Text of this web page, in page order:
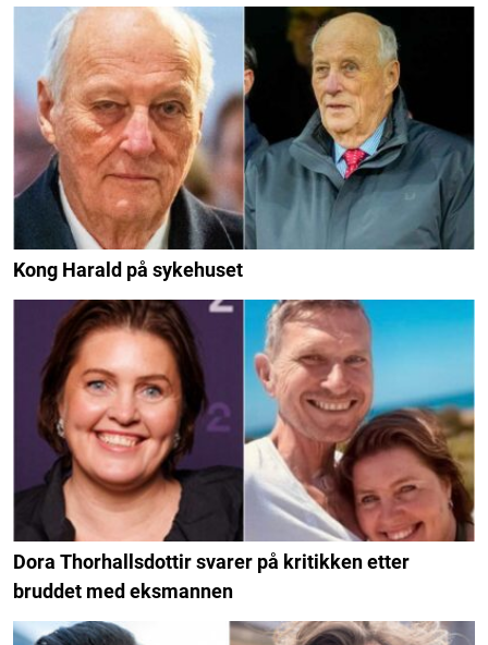
Kong Harald på sykehuset
Dora Thorhallsdottir svarer på kritikken etter
bruddet med eksmannen